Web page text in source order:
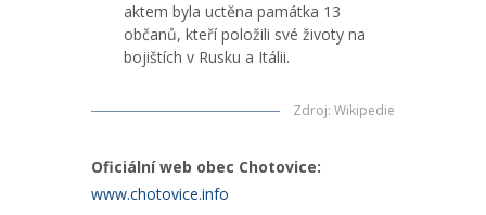
aktem byla uctěna památka 13
občanů, kteří položili své životy na
bojištích v Rusku a Itálii.
Zdroj: Wikipedie
Oficiální web obec Chotovice:
www.chotovice.info